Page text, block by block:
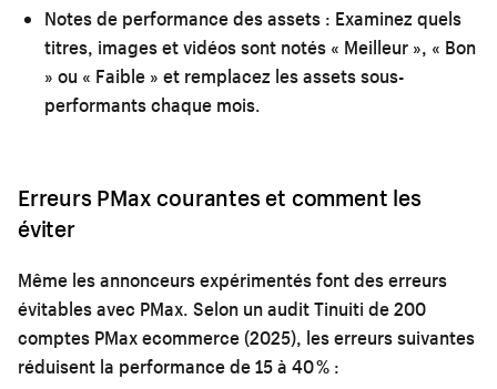
Notes de performance des assets : Examinez quels
titres, images et vidéos sont notés « Meilleur », « Bon
» ou « Faible » et remplacez les assets sous-
performants chaque mois.
Erreurs PMax courantes et comment les
éviter
Même les annonceurs expérimentés font des erreurs
évitables avec PMax. Selon un audit Tinuiti de 200
comptes PMax ecommerce (2025), les erreurs suivantes
réduisent la performance de 15 à 40 % :